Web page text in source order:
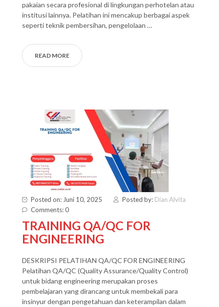
pakaian secara profesional di lingkungan perhotelan atau
institusi lainnya. Pelatihan ini mencakup berbagai aspek
seperti teknik pembersihan, pengelolaan …
READ MORE
Posted on: Juni 10, 2025 Posted by: Dian Alvita
Comments: 0
TRAINING QA/QC FOR
ENGINEERING
DESKRIPSI PELATIHAN QA/QC FOR ENGINEERING
Pelatihan QA/QC (Quality Assurance/Quality Control)
untuk bidang engineering merupakan proses
pembelajaran yang dirancang untuk membekali para
insinyur dengan pengetahuan dan keterampilan dalam